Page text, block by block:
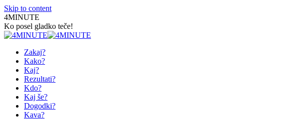
Skip to content
4MINUTE
Ko posel gladko teče!
Zakaj?
Kako?
Kaj?
Rezultati?
Kdo?
Kaj še?
Dogodki?
Kava?